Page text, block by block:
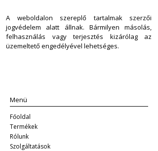
A weboldalon szereplő tartalmak szerzői
jogvédelem alatt állnak. Bármilyen másolás,
felhasználás vagy terjesztés kizárólag az
üzemeltető engedélyével lehetséges.
Menü
Főoldal
Termékek
Rólunk
Szolgáltatások